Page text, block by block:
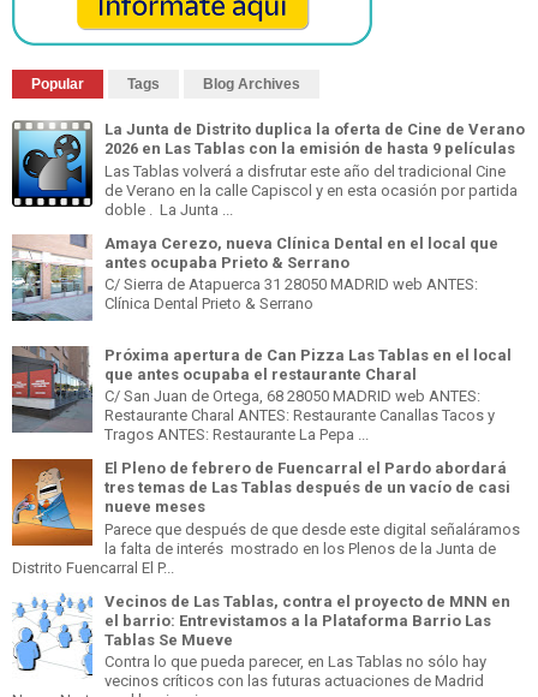
Popular Tags Blog Archives
La Junta de Distrito duplica la oferta de Cine de Verano
2026 en Las Tablas con la emisión de hasta 9 películas
Las Tablas volverá a disfrutar este año del tradicional Cine
de Verano en la calle Capiscol y en esta ocasión por partida
doble . La Junta ...
Amaya Cerezo, nueva Clínica Dental en el local que
antes ocupaba Prieto & Serrano
C/ Sierra de Atapuerca 31 28050 MADRID web ANTES:
Clínica Dental Prieto & Serrano
Próxima apertura de Can Pizza Las Tablas en el local
que antes ocupaba el restaurante Charal
C/ San Juan de Ortega, 68 28050 MADRID web ANTES:
Restaurante Charal ANTES: Restaurante Canallas Tacos y
Tragos ANTES: Restaurante La Pepa ...
El Pleno de febrero de Fuencarral el Pardo abordará
tres temas de Las Tablas después de un vacío de casi
nueve meses
Parece que después de que desde este digital señaláramos
la falta de interés mostrado en los Plenos de la Junta de
Distrito Fuencarral El P...
Vecinos de Las Tablas, contra el proyecto de MNN en
el barrio: Entrevistamos a la Plataforma Barrio Las
Tablas Se Mueve
Contra lo que pueda parecer, en Las Tablas no sólo hay
vecinos críticos con las futuras actuaciones de Madrid